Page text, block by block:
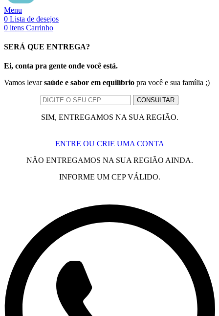
Menu
0 Lista de desejos
0 itens Carrinho
SERÁ QUE ENTREGA?
Ei, conta pra gente onde você está.
Vamos levarsaúde e sabor em equilíbrio pra você e sua família ;)
SIM, ENTREGAMOS NA SUA REGIÃO.
ENTRE OU CRIE UMA CONTA
NÃO ENTREGAMOS NA SUA REGIÃO AINDA.
INFORME UM CEP VÁLIDO.